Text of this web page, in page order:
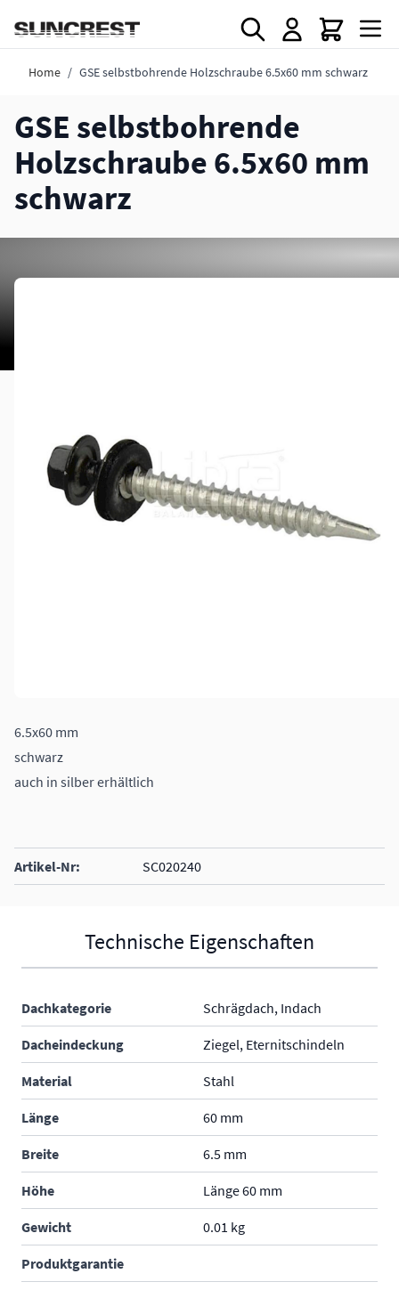
Home / GSE selbstbohrende Holzschraube 6.5x60 mm schwarz
GSE selbstbohrende
Holzschraube 6.5x60 mm
schwarz
6.5x60 mm
schwarz
auch in silber erhältlich
Artikel-Nr: SC020240
Technische Eigenschaften
Dachkategorie Schrägdach, Indach
Dacheindeckung Ziegel, Eternitschindeln
Material Stahl
Länge 60 mm
Breite 6.5 mm
Höhe Länge 60 mm
Gewicht 0.01 kg
Produktgarantie